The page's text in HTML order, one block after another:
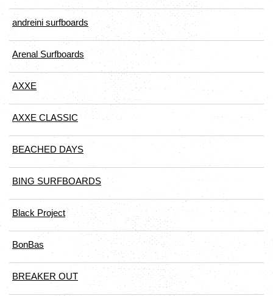
andreini surfboards
Arenal Surfboards
AXXE
AXXE CLASSIC
BEACHED DAYS
BING SURFBOARDS
Black Project
BonBas
BREAKER OUT